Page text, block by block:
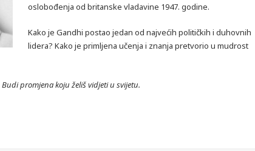
oslobođenja od britanske vladavine 1947. godine.
Kako je Gandhi postao jedan od najvećih političkih i duhovnih
lidera? Kako je primljena učenja i znanja pretvorio u mudrost
Budi promjena koju želiš vidjeti u svijetu.